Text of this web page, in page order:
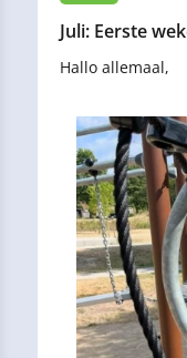
Juli: Eerste
Hallo allemaal,